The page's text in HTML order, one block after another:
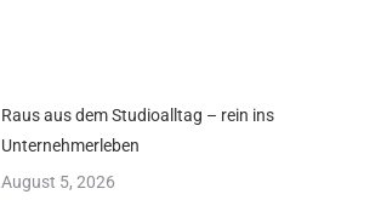
Raus aus dem Studioalltag – rein ins
Unternehmerleben
August 5, 2026